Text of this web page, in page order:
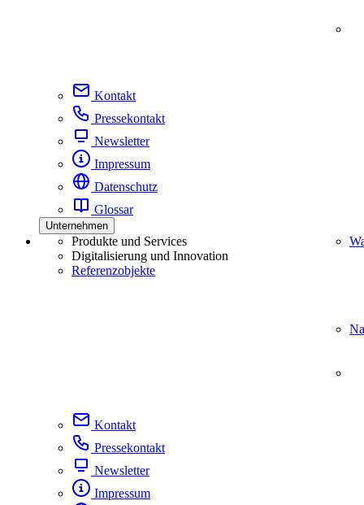
Kontakt
Pressekontakt
Newsletter
Impressum
Datenschutz
Glossar
Unternehmen
Produkte und Services
Digitalisierung und Innovation
Referenzobjekte
Kontakt
Pressekontakt
Newsletter
Impressum